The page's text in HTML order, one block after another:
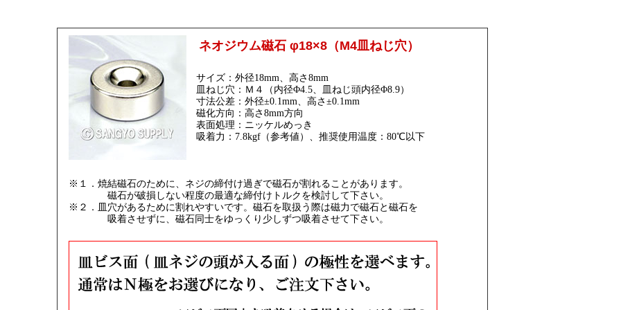
ネオジウム磁石 φ18×8（M4皿ねじ穴）
サイズ：外径18mm、高さ8mm
皿ねじ穴：Ｍ４（内径Φ4.5、皿ねじ頭内径Φ8.9）
寸法公差：外径±0.1mm、高さ±0.1mm
磁化方向：高さ8mm方向
表面処理：ニッケルめっき
吸着力：7.8kgf（参考値）、推奨使用温度：80℃以下
※１．焼結磁石のために、ネジの締付け過ぎで磁石が割れることがあります。
磁石が破損しない程度の最適な締付けトルクを検討して下さい。
※２．皿穴があるために割れやすいです。磁石を取扱う際は磁力で磁石と磁石を
吸着させずに、磁石同士をゆっくり少しずつ吸着させて下さい。